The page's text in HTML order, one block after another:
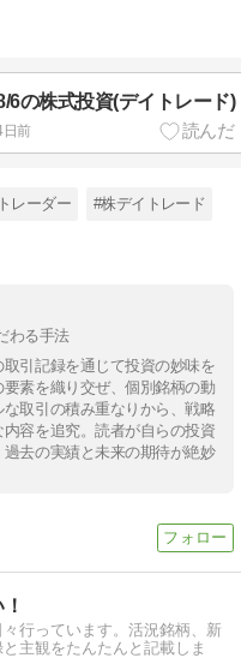
6の株式投資(デイトレード)
日前
レーダー #株デイトレード
わる手法
引記録を通じて投資の妙味を
素を織り交ぜ、個別銘柄の動
取引の積み重なりから、戦略
容を追究。読者が自らの投資
去の実績と未来の期待が絶妙
行っています。活況銘柄、新
主観をたんたんと記載しま